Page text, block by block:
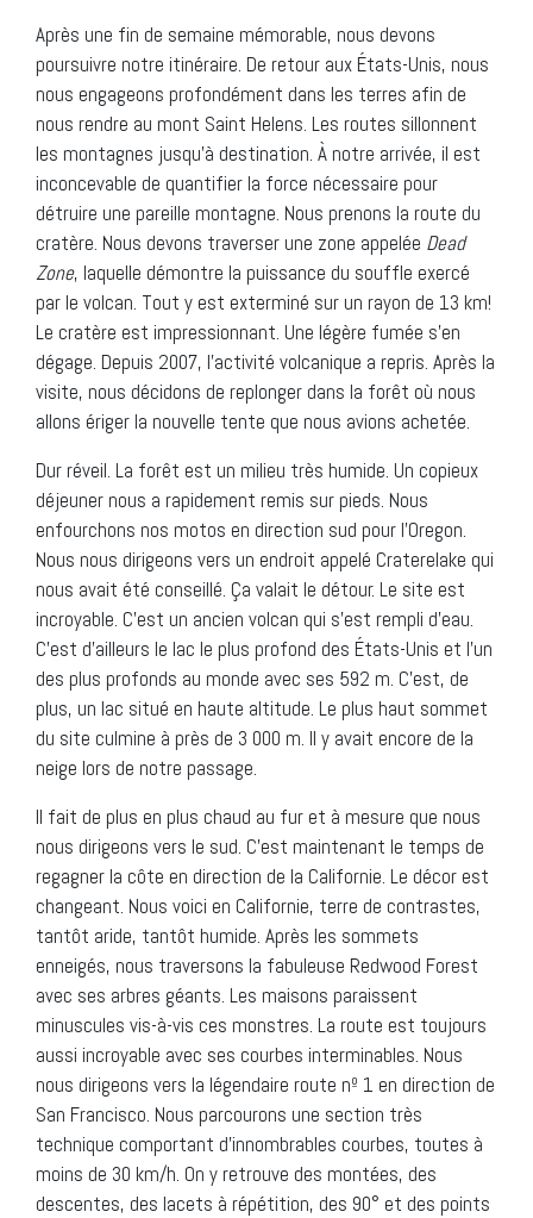
Après une fin de semaine mémorable, nous devons
poursuivre notre itinéraire. De retour aux États-Unis, nous
nous engageons profondément dans les terres afin de
nous rendre au mont Saint Helens. Les routes sillonnent
les montagnes jusqu’à destination. À notre arrivée, il est
inconcevable de quantifier la force nécessaire pour
détruire une pareille montagne. Nous prenons la route du
cratère. Nous devons traverser une zone appelée Dead
Zone, laquelle démontre la puissance du souffle exercé
par le volcan. Tout y est exterminé sur un rayon de 13 km!
Le cratère est impressionnant. Une légère fumée s’en
dégage. Depuis 2007, l’activité volcanique a repris. Après la
visite, nous décidons de replonger dans la forêt où nous
allons ériger la nouvelle tente que nous avions achetée.
Dur réveil. La forêt est un milieu très humide. Un copieux
déjeuner nous a rapidement remis sur pieds. Nous
enfourchons nos motos en direction sud pour l’Oregon.
Nous nous dirigeons vers un endroit appelé Craterelake qui
nous avait été conseillé. Ça valait le détour. Le site est
incroyable. C’est un ancien volcan qui s’est rempli d’eau.
C’est d’ailleurs le lac le plus profond des États-Unis et l’un
des plus profonds au monde avec ses 592 m. C’est, de
plus, un lac situé en haute altitude. Le plus haut sommet
du site culmine à près de 3 000 m. Il y avait encore de la
neige lors de notre passage.
Il fait de plus en plus chaud au fur et à mesure que nous
nous dirigeons vers le sud. C’est maintenant le temps de
regagner la côte en direction de la Californie. Le décor est
changeant. Nous voici en Californie, terre de contrastes,
tantôt aride, tantôt humide. Après les sommets
enneigés, nous traversons la fabuleuse Redwood Forest
avec ses arbres géants. Les maisons paraissent
minuscules vis-à-vis ces monstres. La route est toujours
aussi incroyable avec ses courbes interminables. Nous
nous dirigeons vers la légendaire route nº 1 en direction de
San Francisco. Nous parcourons une section très
technique comportant d’innombrables courbes, toutes à
moins de 30 km/h. On y retrouve des montées, des
descentes, des lacets à répétition, des 90° et des points